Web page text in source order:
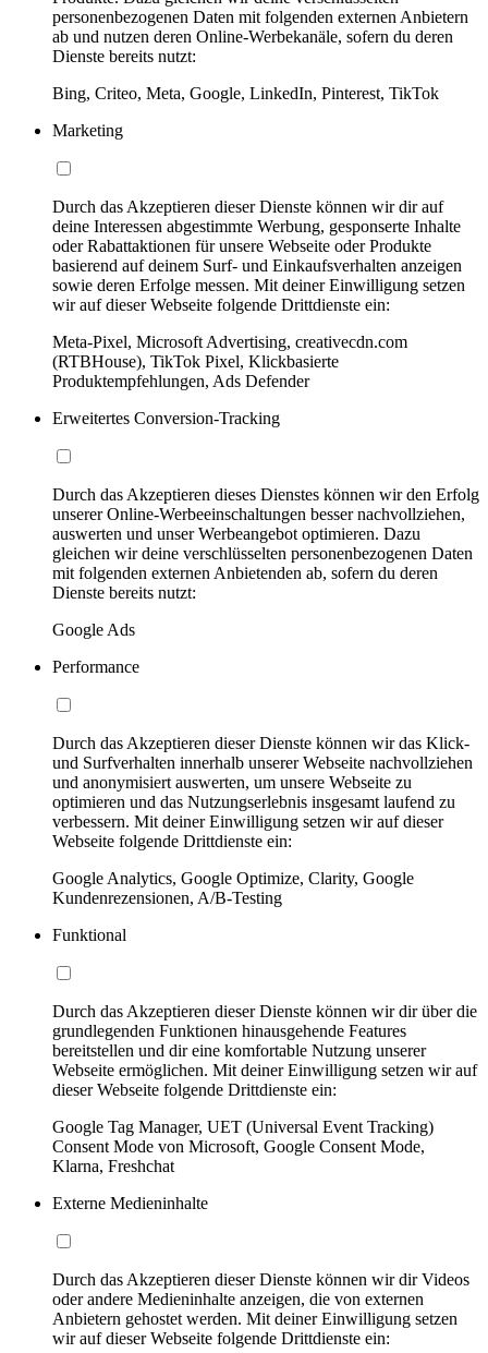
personenbezogenen Daten mit folgenden externen Anbietern
ab und nutzen deren Online-Werbekanäle, sofern du deren
Dienste bereits nutzt:
Bing, Criteo, Meta, Google, LinkedIn, Pinterest, TikTok
Marketing
Durch das Akzeptieren dieser Dienste können wir dir auf
deine Interessen abgestimmte Werbung, gesponserte Inhalte
oder Rabattaktionen für unsere Webseite oder Produkte
basierend auf deinem Surf- und Einkaufsverhalten anzeigen
sowie deren Erfolge messen. Mit deiner Einwilligung setzen
wir auf dieser Webseite folgende Drittdienste ein:
Meta-Pixel, Microsoft Advertising, creativecdn.com
(RTBHouse), TikTok Pixel, Klickbasierte
Produktempfehlungen, Ads Defender
Erweitertes Conversion-Tracking
Durch das Akzeptieren dieses Dienstes können wir den Erfolg
unserer Online-Werbeeinschaltungen besser nachvollziehen,
auswerten und unser Werbeangebot optimieren. Dazu
gleichen wir deine verschlüsselten personenbezogenen Daten
mit folgenden externen Anbietenden ab, sofern du deren
Dienste bereits nutzt:
Google Ads
Performance
Durch das Akzeptieren dieser Dienste können wir das Klick-
und Surfverhalten innerhalb unserer Webseite nachvollziehen
und anonymisiert auswerten, um unsere Webseite zu
optimieren und das Nutzungserlebnis insgesamt laufend zu
verbessern. Mit deiner Einwilligung setzen wir auf dieser
Webseite folgende Drittdienste ein:
Google Analytics, Google Optimize, Clarity, Google
Kundenrezensionen, A/B-Testing
Funktional
Durch das Akzeptieren dieser Dienste können wir dir über die
grundlegenden Funktionen hinausgehende Features
bereitstellen und dir eine komfortable Nutzung unserer
Webseite ermöglichen. Mit deiner Einwilligung setzen wir auf
dieser Webseite folgende Drittdienste ein:
Google Tag Manager, UET (Universal Event Tracking)
Consent Mode von Microsoft, Google Consent Mode,
Klarna, Freshchat
Externe Medieninhalte
Durch das Akzeptieren dieser Dienste können wir dir Videos
oder andere Medieninhalte anzeigen, die von externen
Anbietern gehostet werden. Mit deiner Einwilligung setzen
wir auf dieser Webseite folgende Drittdienste ein: